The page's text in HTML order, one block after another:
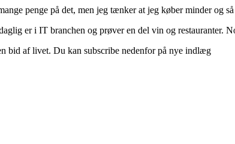
penge på det, men jeg tænker at jeg køber minder og
er i IT branchen og prøver en del vin og restauranter.
bid af livet. Du kan subscribe nedenfor på nye indlæg